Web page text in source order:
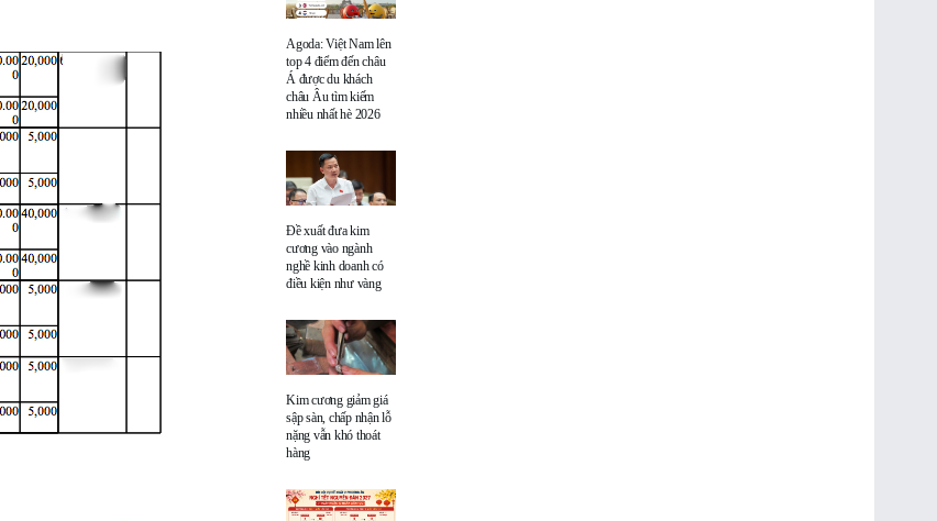
Agoda: Việt Nam lên
top 4 điểm đến châu
Á được du khách
châu Âu tìm kiếm
nhiều nhất hè 2026
Đề xuất đưa kim
cương vào ngành
nghề kinh doanh có
điều kiện như vàng
Kim cương giảm giá
sập sàn, chấp nhận lỗ
nặng vẫn khó thoát
hàng